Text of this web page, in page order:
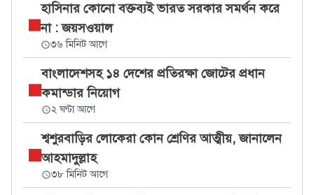
হাসিনার কোনো বক্তব্যই ভারত সরকার সমর্থন করে
না : জয়সওয়াল
৩৬ মিনিট আগে
বাংলাদেশসহ ১৪ দেশের প্রতিরক্ষা জোটের প্রধান
কমান্ডার নিয়োগ
২ ঘণ্টা আগে
শ্বশুরবাড়ির লোকেরা কোন শ্রেণির আত্মীয়, জানালেন
আহমাদুল্লাহ
৩৮ মিনিট আগে